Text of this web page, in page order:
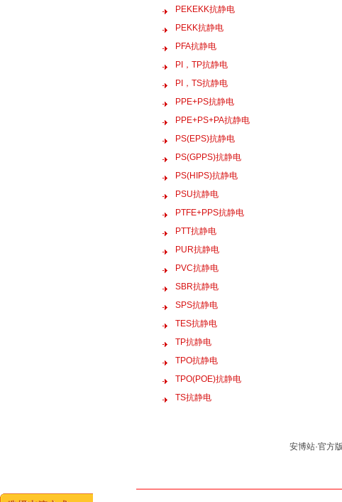
PEKEKK抗静电
PEKK抗静电
PFA抗静电
PI，TP抗静电
PI，TS抗静电
PPE+PS抗静电
PPE+PS+PA抗静电
PS(EPS)抗静电
PS(GPPS)抗静电
PS(HIPS)抗静电
PSU抗静电
PTFE+PPS抗静电
PTT抗静电
PUR抗静电
PVC抗静电
SBR抗静电
SPS抗静电
TES抗静电
TP抗静电
TPO抗静电
TPO(POE)抗静电
TS抗静电
安博站·官方